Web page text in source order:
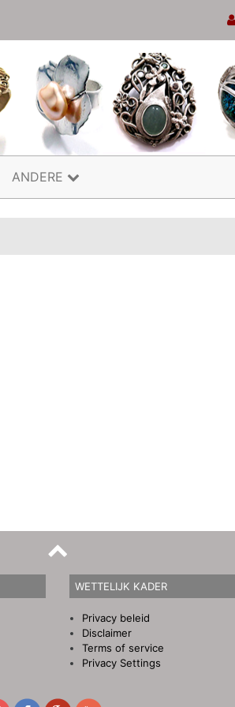
ANDERE
WETTELIJK KADER
Privacy beleid
Disclaimer
Terms of service
Privacy Settings